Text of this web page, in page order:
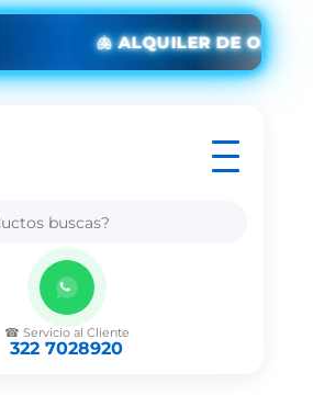
🫁 ALQUILER DE
☎ Servicio al Cliente
322 7028920